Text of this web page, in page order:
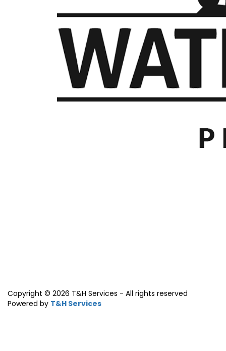
Copyright © 2026 T&H Services - All rights reserved
Powered by T&H Services